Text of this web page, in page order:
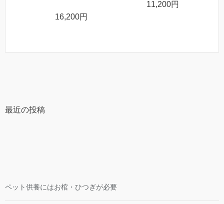
16,200円
11,200円
最近の投稿
ペット供養にはお棺・ひつぎが必要